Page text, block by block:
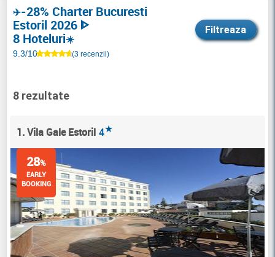
8 rezultate
1. Vila Gale Estoril 4★
28%
EARLY
BOOKING
✈️-28% Charter Bucuresti
Estoril 2026 ᐈ
8 Hoteluri☀️
9.3/10 (3 recenzii)
Filtreaza